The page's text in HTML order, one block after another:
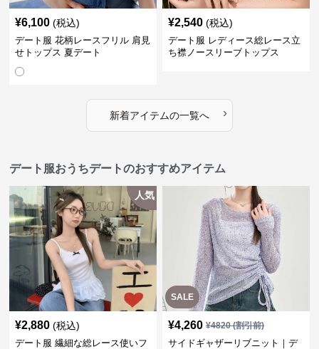
¥6,100 (税込)
デート服 花柄レースフリル 肩見
せトップス 夏デート
¥2,540 (税込)
デート服 レディース総レース立
ち襟ノースリーブトップス
新着アイテムの一覧へ ›
デート服おうちデートのおすすめアイテム
人気
¥2,880 (税込)
デート服 繊細な総レース使いフ
SALE
¥4,260 ¥4820(割引前)
サイドギャザーリブニット｜デ